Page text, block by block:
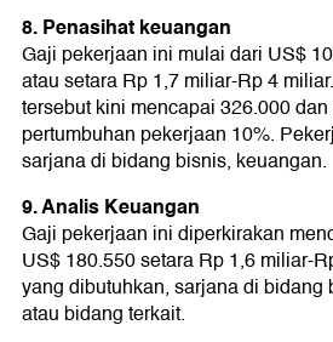
8. Penasihat keuangan
Gaji pekerjaan ini mulai dari US$
atau setara Rp 1,7 miliar-Rp 4
tersebut kini mencapai 326.000
pertumbuhan pekerjaan 10%.
sarjana di bidang bisnis, keuangan.
9. Analis Keuangan
Gaji pekerjaan ini diperkirakan
US$ 180.550 setara Rp 1,6 miliar-
yang dibutuhkan, sarjana di bidang
atau bidang terkait.